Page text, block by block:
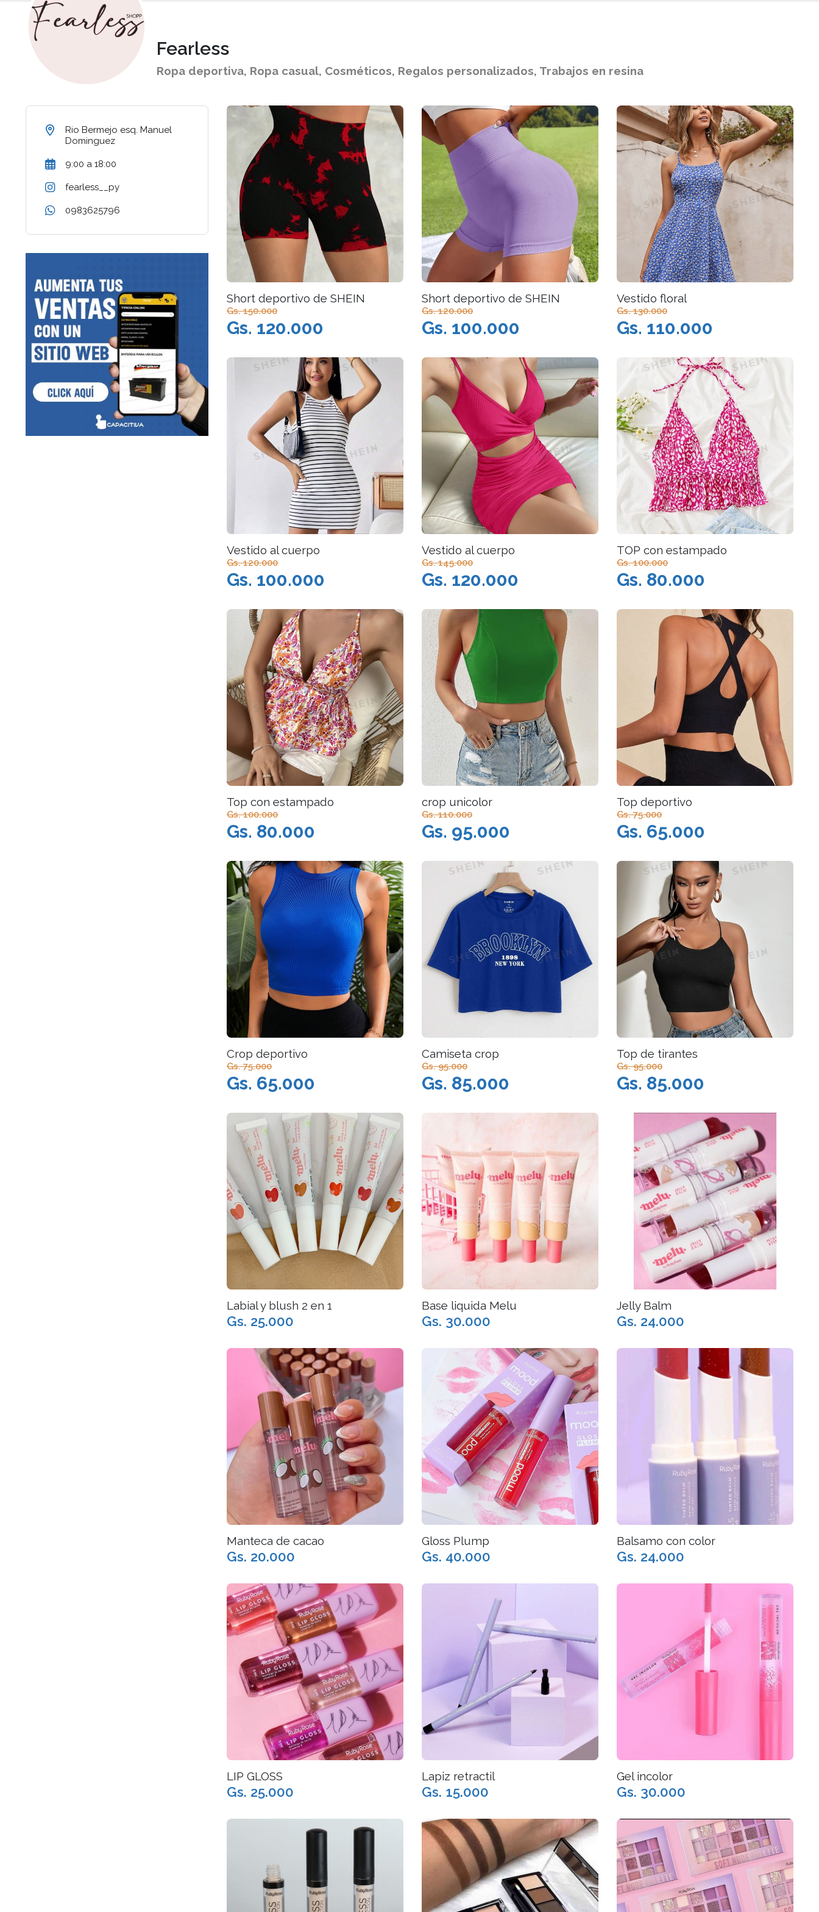
Fearless
Ropa deportiva, Ropa casual, Cosméticos, Regalos personalizados, Trabajos en resina
Rio Bermejo esq. Manuel
Dominguez
9:00 a 18:00
fearless__py
0983625796
Short deportivo de SHEIN
Gs. 150.000
Gs. 120.000
Short deportivo de SHEIN
Gs. 120.000
Gs. 100.000
Vestido floral
Gs. 130.000
Gs. 110.000
Vestido al cuerpo
Gs. 120.000
Gs. 100.000
Vestido al cuerpo
Gs. 145.000
Gs. 120.000
TOP con estampado
Gs. 100.000
Gs. 80.000
Top con estampado
Gs. 100.000
Gs. 80.000
crop unicolor
Gs. 110.000
Gs. 95.000
Top deportivo
Gs. 75.000
Gs. 65.000
Crop deportivo
Gs. 75.000
Gs. 65.000
Camiseta crop
Gs. 95.000
Gs. 85.000
Top de tirantes
Gs. 95.000
Gs. 85.000
Labial y blush 2 en 1
Gs. 25.000
Base liquida Melu
Gs. 30.000
Jelly Balm
Gs. 24.000
Manteca de cacao
Gs. 20.000
Gloss Plump
Gs. 40.000
Balsamo con color
Gs. 24.000
LIP GLOSS
Gs. 25.000
Lapiz retractil
Gs. 15.000
Gel incolor
Gs. 30.000